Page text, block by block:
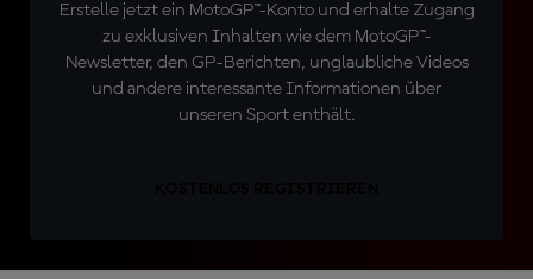
Erstelle jetzt ein MotoGP™-Konto und erhalte Zugang
zu exklusiven Inhalten wie dem MotoGP™-
Newsletter, den GP-Berichten, unglaubliche Videos
und andere interessante Informationen über
unseren Sport enthält.